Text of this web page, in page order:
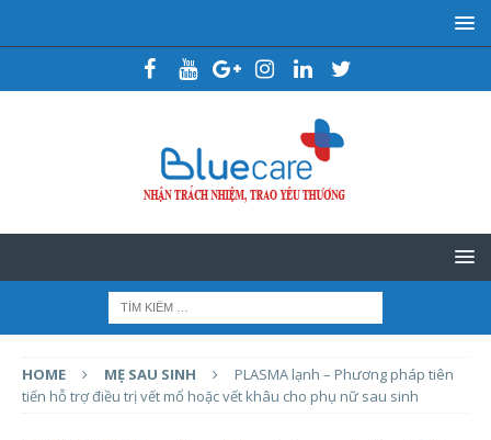
HOME MẸ SAU SINH
PLASMA lạnh – Phương pháp tiên
tiến hỗ trợ điều trị vết mổ hoặc vết khâu cho phụ nữ sau sinh